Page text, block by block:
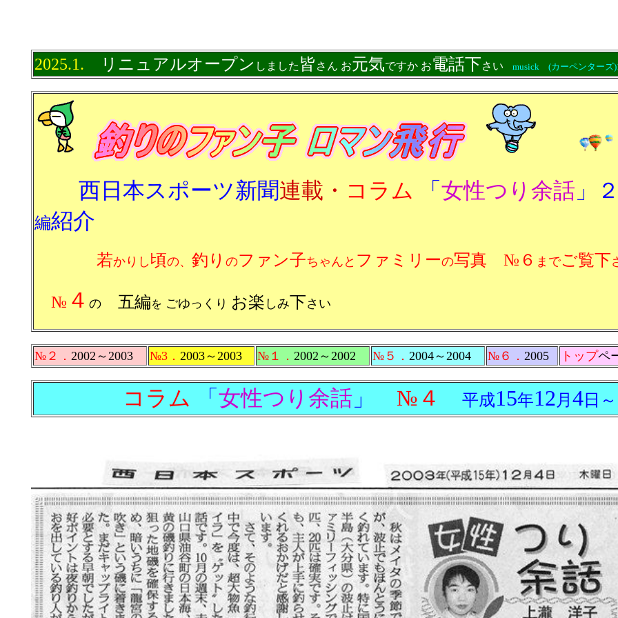
2025.1. リニュアルオープン しました 皆 さん お元気ですか お電話下さい musick (カーペンターズ
西日本スポーツ新聞連載・ コラム 「 女性つり余話 」
編紹介
若かりし 頃の、 釣り のファン子ちゃんと ファミリーの写真 №６ までご覧下
№ ４ の 五編を ごゆっくり お楽 しみ下さい
№２． 2002～2003 №3． 2003～2003 №１． 2002～2002 №５． 2004～2004 №６． 2005 トップペ
コラム 「 女性つり余話 」 №４ 平成15年12 月 4日～